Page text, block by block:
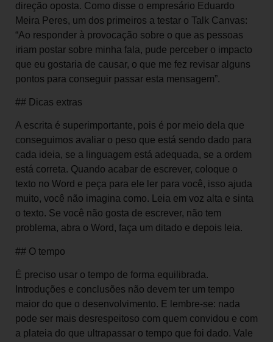
direção oposta. Como disse o empresário Eduardo
Meira Peres, um dos primeiros a testar o Talk Canvas:
“Ao responder à provocação sobre o que as pessoas
iriam postar sobre minha fala, pude perceber o impacto
que eu gostaria de causar, o que me fez revisar alguns
pontos para conseguir passar esta mensagem”.
## Dicas extras
A escrita é superimportante, pois é por meio dela que
conseguimos avaliar o peso que está sendo dado para
cada ideia, se a linguagem está adequada, se a ordem
está correta. Quando acabar de escrever, coloque o
texto no Word e peça para ele ler para você, isso ajuda
muito, você não imagina como. Leia em voz alta e sinta
o texto. Se você não gosta de escrever, não tem
problema, abra o Word, faça um ditado e depois leia.
## O tempo
É preciso usar o tempo de forma equilibrada.
Introduções e conclusões não devem ter um tempo
maior do que o desenvolvimento. E lembre-se: nada
pode ser mais desrespeitoso com quem convidou e com
a plateia do que ultrapassar o tempo que foi dado. Vale